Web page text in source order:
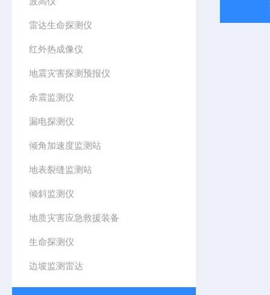
雷达生命探测仪
红外热成像仪
地震灾害探测预报仪
余震监测仪
漏电探测仪
倾角加速度监测站
地表裂缝监测站
倾斜监测仪
地质灾害应急救援装备
生命探测仪
边坡监测雷达